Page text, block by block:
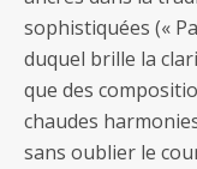
sophistiquées («
duquel brille la
que des
chaudes
sans oublier le